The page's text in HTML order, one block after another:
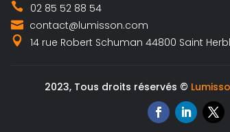
02 85 52 88 54
contact@lumisson.com
14 rue Robert Schuman 44800 Saint
2023, Tous droits réservés ©